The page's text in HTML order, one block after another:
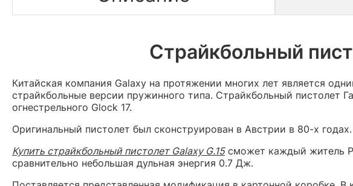
Страйкбольный
Китайская компания Galaxy на протяжении многих лет является
страйкбольные версии пружинного типа. Страйкбольный пистолет
огнестрельного Glock 17.
Оригинальный пистолет был сконструирован в Австрии в 80-х
Купить страйкбольный пистолет Galaxy G.15сможет каждый житель
сравнительно небольшая дульная энергия 0.7 Дж.